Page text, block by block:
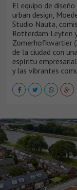
El equipo de
urban design,
Studio Nauta,
Rotterdam Leyten
Zomerhofkwartier
de la ciudad con
espíritu
y las vibrantes